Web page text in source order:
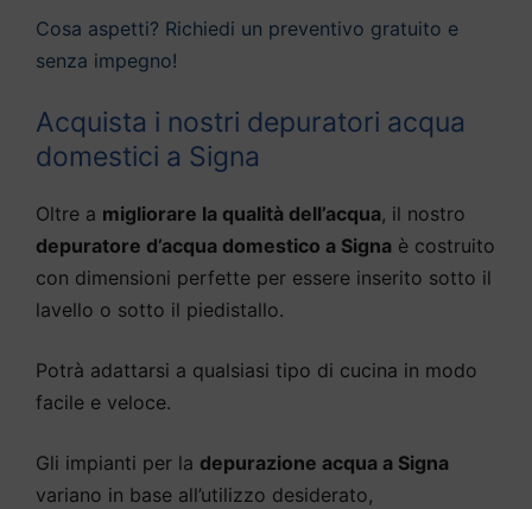
Cosa aspetti? Richiedi un preventivo gratuito e
senza impegno!
Acquista i nostri depuratori acqua
domestici a Signa
Oltre a migliorare la qualità dell’acqua, il nostro
depuratore d’acqua domestico a Signa è costruito
con dimensioni perfette per essere inserito sotto il
lavello o sotto il piedistallo.
Potrà adattarsi a qualsiasi tipo di cucina in modo
facile e veloce.
Gli impianti per la depurazione acqua a Signa
variano in base all’utilizzo desiderato,